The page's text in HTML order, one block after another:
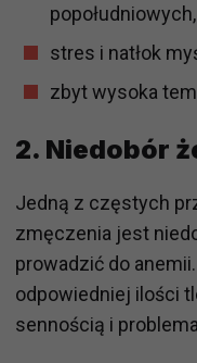
popołudniowych,
stres i natłok
zbyt wysoka
2. Niedobór
Jedną z częstych
zmęczenia jest
prowadzić do
odpowiedniej ilości
sennością i